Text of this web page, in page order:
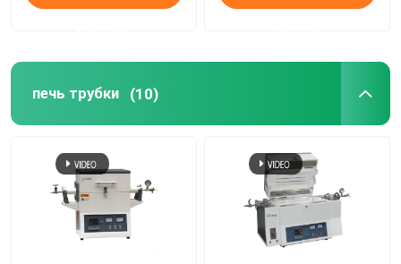
печь трубки (10)